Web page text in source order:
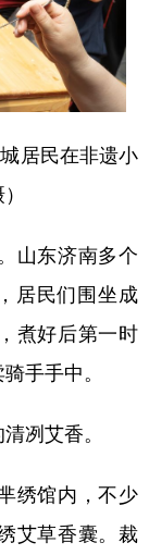
居民在非遗小
山东济南多个
居民们围坐成
煮好后第一时
手手中。
冽艾香。
绣馆内，不少
艾草香囊。裁